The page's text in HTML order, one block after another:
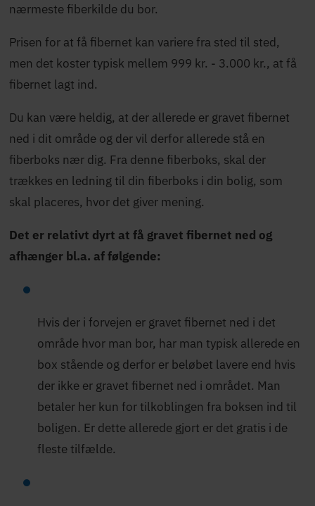
nærmeste fiberkilde du bor.
Prisen for at få fibernet kan variere fra sted til sted,
men det koster typisk mellem 999 kr. - 3.000 kr., at få
fibernet lagt ind.
Du kan være heldig, at der allerede er gravet fibernet
ned i dit område og der vil derfor allerede stå en
fiberboks nær dig. Fra denne fiberboks, skal der
trækkes en ledning til din fiberboks i din bolig, som
skal placeres, hvor det giver mening.
Det er relativt dyrt at få gravet fibernet ned og
afhænger bl.a. af følgende:
Hvis der i forvejen er gravet fibernet ned i det
område hvor man bor, har man typisk allerede en
box stående og derfor er beløbet lavere end hvis
der ikke er gravet fibernet ned i området. Man
betaler her kun for tilkoblingen fra boksen ind til
boligen. Er dette allerede gjort er det gratis i de
fleste tilfælde.